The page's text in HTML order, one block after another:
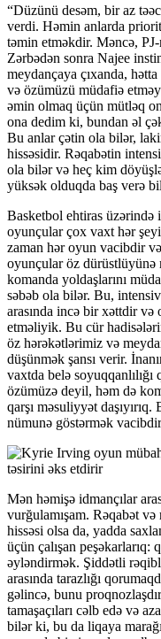
“Düzünü desəm, bir az
verdi. Həmin anlarda
təmin etməkdir. Məncə,
Zərbədən sonra Najee
meydançaya çıxanda,
və özümüzü müdafiə
əmin olmaq üçün mütləq
ona dedim ki, bundan əl
Bu anlar çətin ola bilər,
hissəsidir. Rəqabətin
ola bilər və heç kim
yüksək olduqda baş verə
Basketbol ehtiras
oyunçular çox vaxt hər
zaman hər oyun vacibdir
oyunçular öz dürüstlüyünə
komanda yoldaşlarını
səbəb ola bilər. Bu,
arasında incə bir xəttdir
etməliyik. Bu cür
öz hərəkətlərimiz və
düşünmək şansı verir.
vaxtda belə
özümüzə deyil, həm də
qarşı məsuliyyət
nümunə göstərmək
Mən həmişə idmançılar
vurğulamışam. Rəqabət
hissəsi olsa da, yadda
üçün çalışan peşəkarlarıq:
əyləndirmək. Şiddətli
arasında tarazlığı
gəlincə, bunu
tamaşaçıları cəlb edə və
bilər ki, bu da liqaya